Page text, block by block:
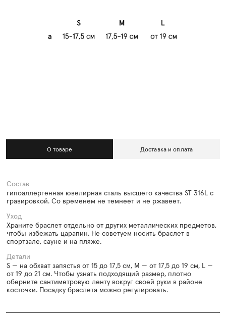
О товаре Доставка и оплата
Состав
гипоаллергенная ювелирная сталь высшего качества ST 316L с
гравировкой. Со временем не темнеет и не ржавеет.
Уход
Храните браслет отдельно от других металлических предметов,
чтобы избежать царапин. Не советуем носить браслет в
спортзале, сауне и на пляже.
Детали
S — на обхват запястья от 15 до 17,5 см, M — от 17,5 до 19 см, L —
от 19 до 21 см. Чтобы узнать подходящий размер, плотно
оберните сантиметровую ленту вокруг своей руки в районе
косточки. Посадку браслета можно регулировать.